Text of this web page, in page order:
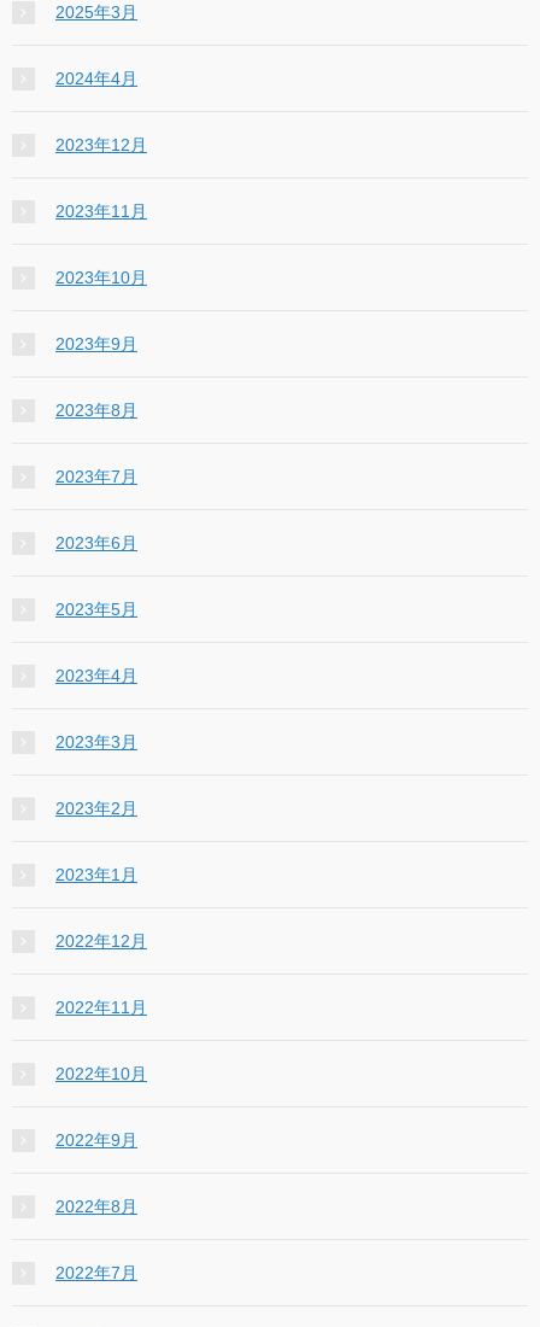
2025年3月
2024年4月
2023年12月
2023年11月
2023年10月
2023年9月
2023年8月
2023年7月
2023年6月
2023年5月
2023年4月
2023年3月
2023年2月
2023年1月
2022年12月
2022年11月
2022年10月
2022年9月
2022年8月
2022年7月